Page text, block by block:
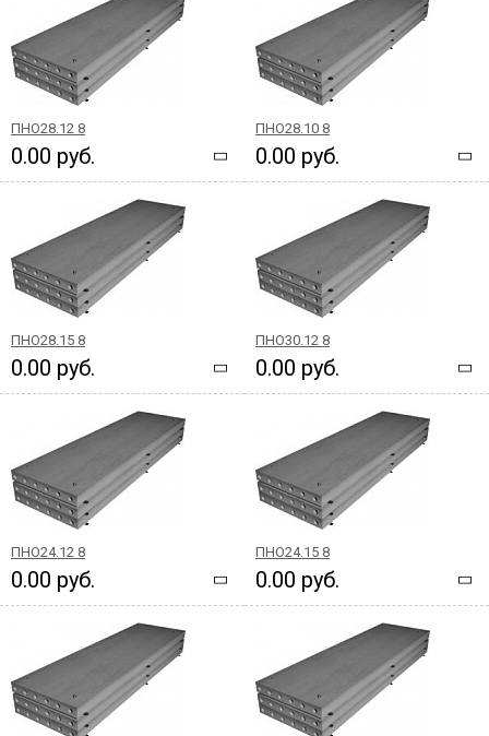
ПНО28.12 8
0.00 руб.
ПНО28.10 8
0.00 руб.
ПНО28.15 8
0.00 руб.
ПНО30.12 8
0.00 руб.
ПНО24.12 8
0.00 руб.
ПНО24.15 8
0.00 руб.